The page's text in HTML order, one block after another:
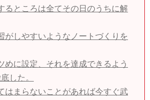
るところは全てその日のうちに解
しやすいようなノートづくりを
に設定、それを達成できるよう
した。
はまらないことがあれば今すぐ武